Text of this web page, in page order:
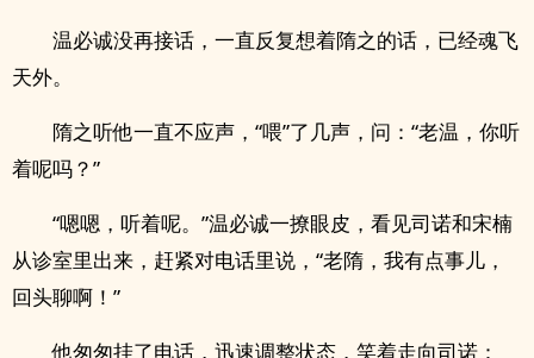
温必诚没再接话，一直反复想着隋之的话，已经魂飞
天外。
隋之听他一直不应声，“喂”了几声，问：“老温，你听
着呢吗？”
“嗯嗯，听着呢。”温必诚一撩眼皮，看见司诺和宋楠
从诊室里出来，赶紧对电话里说，“老隋，我有点事儿，
回头聊啊！”
他匆匆挂了电话，迅速调整状态，笑着走向司诺：